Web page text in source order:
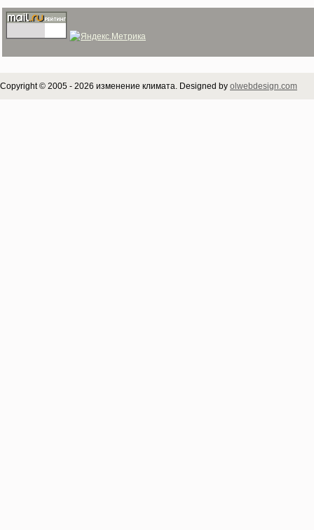
Copyright © 2005 - 2026 изменение климата. Designed by olwebdesign.com